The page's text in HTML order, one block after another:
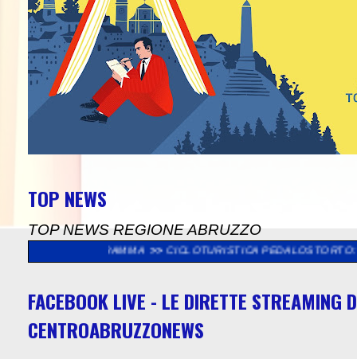
TOP NEWS
TOP NEWS REGIONE ABRUZZO
CICLOTURISTICA PEDALOSTORTO: DOMENICA 9
FACEBOOK LIVE - LE DIRETTE STREAMING
CENTROABRUZZONEWS